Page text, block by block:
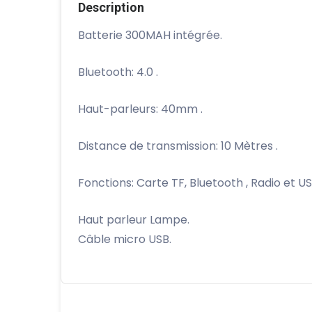
Description
Batterie 300MAH intégrée.
Bluetooth: 4.0 .
Haut-parleurs: 40mm .
Distance de transmission: 10 Mètres .
Fonctions: Carte TF, Bluetooth , Radio et
Haut parleur Lampe.
Câble micro USB.